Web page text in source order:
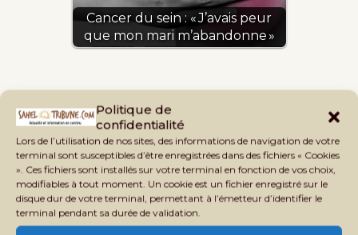
Politique de
confidentialité
Lors de l’utilisation de nos sites, des informations de navigation de votre
terminal sont susceptibles d’être enregistrées dans des fichiers « Cookies
». Ces fichiers sont installés sur votre terminal en fonction de vos choix,
modifiables à tout moment. Un cookie est un fichier enregistré sur le
disque dur de votre terminal, permettant à l’émetteur d’identifier le
terminal pendant sa durée de validation.
Cancer du sein : « J’avais peur
que mon mari m’abandonne »
Tags: PRESSION SOCIALE MARIAGE MALI